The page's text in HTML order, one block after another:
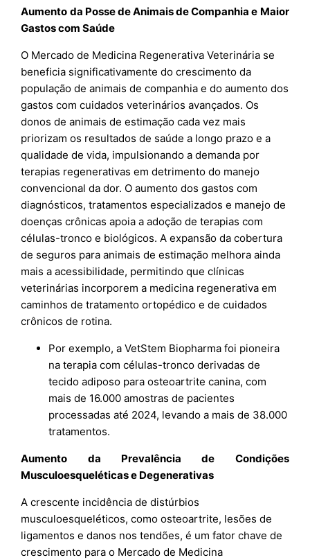
Aumento da Posse de Animais de Companhia e Maior
Gastos com Saúde
O Mercado de Medicina Regenerativa Veterinária se
beneficia significativamente do crescimento da
população de animais de companhia e do aumento dos
gastos com cuidados veterinários avançados. Os
donos de animais de estimação cada vez mais
priorizam os resultados de saúde a longo prazo e a
qualidade de vida, impulsionando a demanda por
terapias regenerativas em detrimento do manejo
convencional da dor. O aumento dos gastos com
diagnósticos, tratamentos especializados e manejo de
doenças crônicas apoia a adoção de terapias com
células-tronco e biológicos. A expansão da cobertura
de seguros para animais de estimação melhora ainda
mais a acessibilidade, permitindo que clínicas
veterinárias incorporem a medicina regenerativa em
caminhos de tratamento ortopédico e de cuidados
crônicos de rotina.
Por exemplo, a VetStem Biopharma foi pioneira
na terapia com células-tronco derivadas de
tecido adiposo para osteoartrite canina, com
mais de 16.000 amostras de pacientes
processadas até 2024, levando a mais de 38.000
tratamentos.
Aumento da Prevalência de Condições
Musculoesqueléticas e Degenerativas
A crescente incidência de distúrbios
musculoesqueléticos, como osteoartrite, lesões de
ligamentos e danos nos tendões, é um fator chave de
crescimento para o Mercado de Medicina